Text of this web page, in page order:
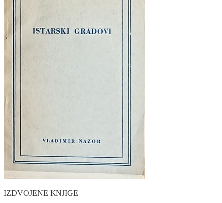
IZDVOJENE KNJIGE